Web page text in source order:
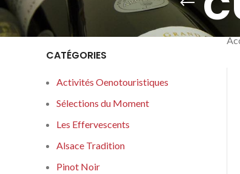
CATÉGORIES
Activités Oenotouristiques
Sélections du Moment
Les Effervescents
Alsace Tradition
Pinot Noir